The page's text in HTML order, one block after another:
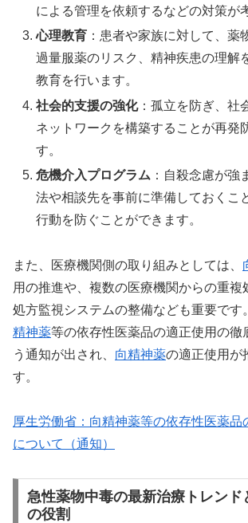
による管理を依頼するなどの対策が
心理教育 ：患者や家族に対して、薬
過量服薬のリスク、精神疾患の理解
教育を行います。
社会的支援の強化：孤立を防ぎ、社
ネットワークを構築することが再発
す。
危機介入プログラム ：自殺念慮が強
法や相談先を事前に準備しておくこ
行動を防ぐことができます。
また、医療機関側の取り組みとしては、
用の推進や、複数の医療機関からの重複
処方監視システムの整備なども重要です
精神薬等の依存性医薬品の適正使用の徹
う通知が出され、 向精神薬の適正使用が
す。
厚生労働省：向精神薬等の依存性医薬品
について（通知）
急性薬物中毒の最新治療トレンド
の役割